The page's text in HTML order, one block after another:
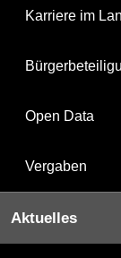
Karriere im
Open Data
Vergaben
Aktuelles